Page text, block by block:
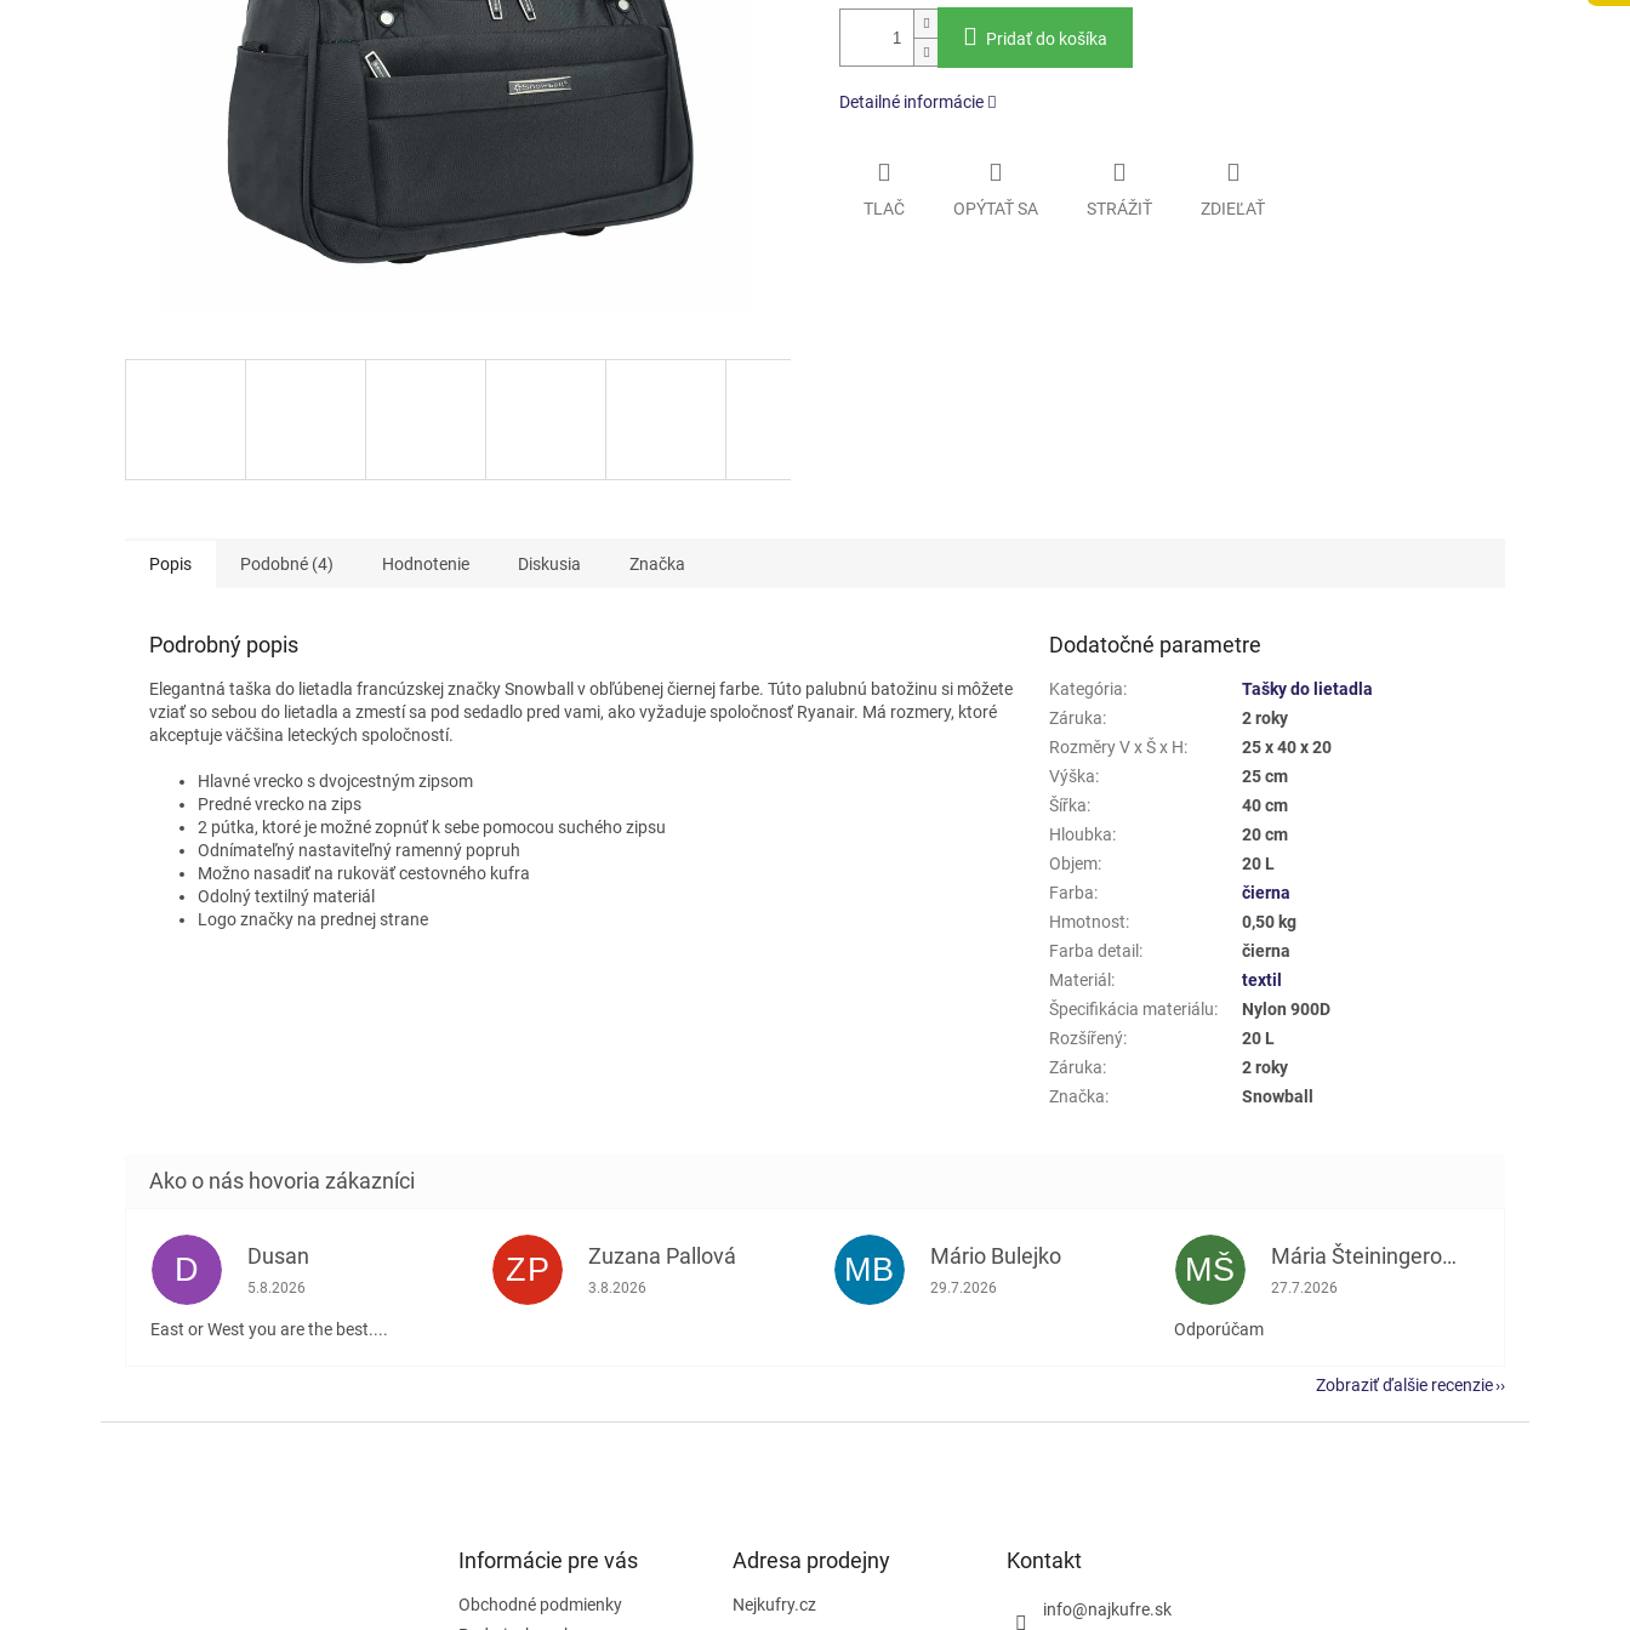
Pridať do košíka
Detailné informácie
TLAČ OPÝTAŤ SA STRÁŽIŤ ZDIEĽAŤ
Popis Podobné (4) Hodnotenie Diskusia Značka
Podrobný popis
Elegantná taška do lietadla francúzskej značky Snowball
v obľúbenej čiernej farbe. Túto palubnú batožinu si môžete
vziať so sebou do lietadla a zmestí sa pod sedadlo pred vami, ako vyžaduje spoločnosť Ryanair. Má rozmery, ktoré
akceptuje väčšina leteckých spoločností.
Hlavné vrecko s dvojcestným zipsom
Predné vrecko na zips
2 pútka, ktoré je možné zopnúť k sebe pomocou suchého zipsu
Odnímateľný nastaviteľný ramenný popruh
Možno nasadiť na rukoväť cestovného kufra
Odolný textilný materiál
Logo značky na prednej strane
Dodatočné parametre
Kategória:
Tašky do lietadla
Záruka:
2 roky
Rozměry V x Š x H:
25 x 40 x 20
Výška:
25 cm
Šířka:
40 cm
Hloubka:
20 cm
Objem:
20 L
Farba:
čierna
Hmotnost:
0,50 kg
Farba detail :
čierna
Materiál :
textil
Špecifikácia materiálu:
Nylon 900D
Rozšířený:
20 L
Záruka:
2 roky
Značka: Snowball
D Dusan
Hodnotenie obchodu je 5 z 5 hviezdičiek.
5.8.2026
East or West you are the best....
ZP Zuzana Pallová
Hodnotenie obchodu je 5 z 5 hviezdičiek.
3.8.2026 MB Mário Bulejko
Hodnotenie obchodu je 5 z 5 hviezdičiek.
29.7.2026 MŠ Mária Šteiningerová
Hodnotenie obchodu je 5 z 5 hviezdičiek.
27.7.2026
Odporúčam
Zobraziť ďalšie recenzie
Informácie pre vás
Obchodné podmienky
Adresa prodejny
Nejkufry.cz
Kontakt
info@najkufre.sk